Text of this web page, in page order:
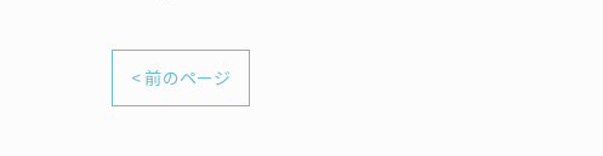
< 前のページ